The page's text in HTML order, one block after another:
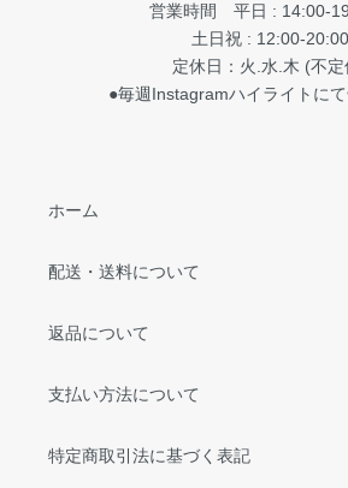
営業時間 平日 : 14:00-
土日祝 : 12:00-20:00
定休日：火.水.木 (不定
●毎週Instagramハイライトに
ホーム
配送・送料について
返品について
支払い方法について
特定商取引法に基づく表記